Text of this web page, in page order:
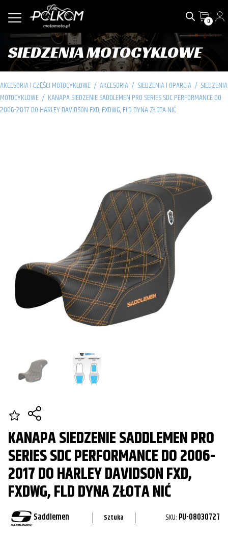
0
SIEDZENIA MOTOCYKLOWE
AKCESORIA I CZĘŚCI MOTOCYKLOWE / AKCESORIA / SIEDZENIA I OPARCIA / SIEDZENIA
MOTOCYKLOWE / KANAPA SIEDZENIE SADDLEMEN PRO SERIES SDC PERFORMANCE DO
2006-2017 DO HARLEY DAVIDSON FXD, FXDWG, FLD DYNA ZŁOTA NIĆ
KANAPA SIEDZENIE SADDLEMEN PRO
SERIES SDC PERFORMANCE DO 2006-
2017 DO HARLEY DAVIDSON FXD,
FXDWG, FLD DYNA ZŁOTA NIĆ
Saddlemen Sztuka SKU: PU-08030727